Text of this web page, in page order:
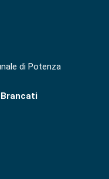
di Potenza